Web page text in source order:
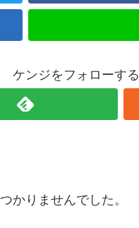
ケンジをフォローする
かりませんでした。